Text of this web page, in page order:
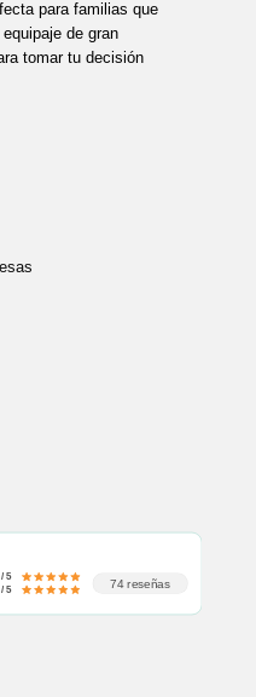
para familias que
de gran
tomar tu decisión
5
5 74 reseñas